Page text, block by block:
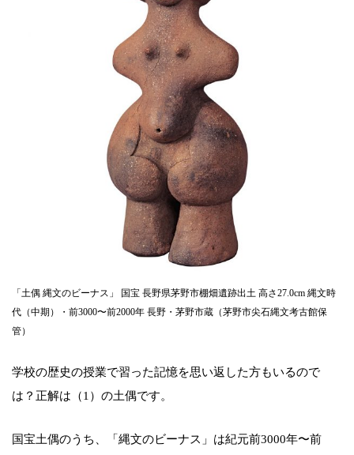
「土偶 縄文のビーナス」 国宝 長野県茅野市棚畑遺跡出土 高さ27.0cm 縄文時
代（中期）・前3000〜前2000年 長野・茅野市蔵（茅野市尖石縄文考古館保
管）
学校の歴史の授業で習った記憶を思い返した方もいるので
は？正解は（1）の土偶です。
国宝土偶のうち、「縄文のビーナス」は紀元前3000年〜前